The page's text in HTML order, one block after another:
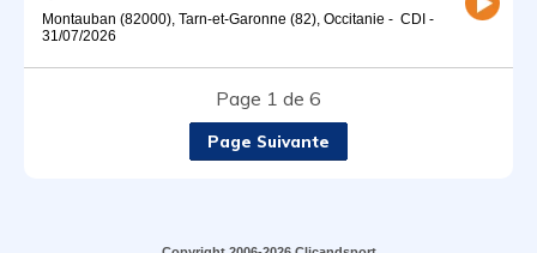
Montauban (82000), Tarn-et-Garonne (82), Occitanie - CDI -
31/07/2026
Page 1 de 6
Page Suivante